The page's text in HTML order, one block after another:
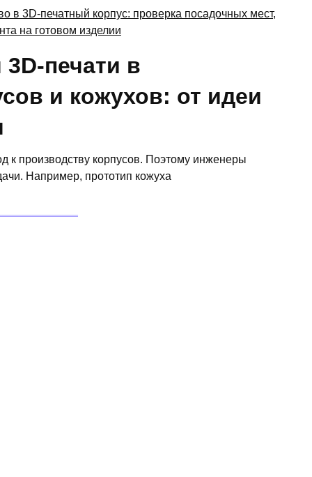
печати в
и кожухов: от идеи
к производству корпусов. Поэтому инженеры
Например, прототип кожуха